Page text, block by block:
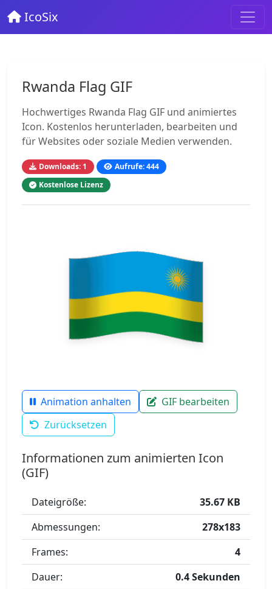
IcoSix
Rwanda Flag GIF
Hochwertiges Rwanda Flag GIF und animiertes
Icon. Kostenlos herunterladen, bearbeiten und
für Websites oder soziale Medien verwenden.
Downloads: 1
Aufrufe: 444
Kostenlose Lizenz
Animation anhalten
GIF bearbeiten
Zurücksetzen
Informationen zum animierten Icon
(GIF)
Dateigröße:
35.67 KB
Abmessungen:
278x183
Frames:
4
Dauer:
0.4 Sekunden